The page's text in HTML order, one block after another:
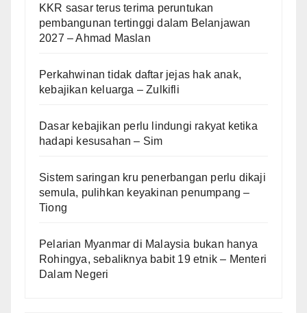
KKR sasar terus terima peruntukan
pembangunan tertinggi dalam Belanjawan
2027 – Ahmad Maslan
Perkahwinan tidak daftar jejas hak anak,
kebajikan keluarga – Zulkifli
Dasar kebajikan perlu lindungi rakyat ketika
hadapi kesusahan – Sim
Sistem saringan kru penerbangan perlu dikaji
semula, pulihkan keyakinan penumpang –
Tiong
Pelarian Myanmar di Malaysia bukan hanya
Rohingya, sebaliknya babit 19 etnik – Menteri
Dalam Negeri